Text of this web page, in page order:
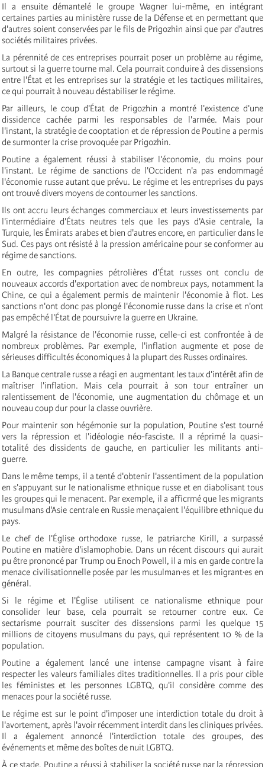
Il a ensuite démantelé le groupe Wagner lui-même, en intégrant
certaines parties au ministère russe de la Défense et en permettant que
d'autres soient conservées par le fils de Prigozhin ainsi que par d'autres
sociétés militaires privées.
La pérennité de ces entreprises pourrait poser un problème au régime,
surtout si la guerre tourne mal. Cela pourrait conduire à des dissensions
entre l'État et les entreprises sur la stratégie et les tactiques militaires,
ce qui pourrait à nouveau déstabiliser le régime.
Par ailleurs, le coup d'État de Prigozhin a montré l'existence d'une
dissidence cachée parmi les responsables de l'armée. Mais pour
l'instant, la stratégie de cooptation et de répression de Poutine a permis
de surmonter la crise provoquée par Prigozhin.
Poutine a également réussi à stabiliser l'économie, du moins pour
l'instant. Le régime de sanctions de l'Occident n'a pas endommagé
l'économie russe autant que prévu. Le régime et les entreprises du pays
ont trouvé divers moyens de contourner les sanctions.
Ils ont accru leurs échanges commerciaux et leurs investissements par
l'intermédiaire d'États neutres tels que les pays d'Asie centrale, la
Turquie, les Émirats arabes et bien d'autres encore, en particulier dans le
Sud. Ces pays ont résisté à la pression américaine pour se conformer au
régime de sanctions.
En outre, les compagnies pétrolières d'État russes ont conclu de
nouveaux accords d'exportation avec de nombreux pays, notamment la
Chine, ce qui a également permis de maintenir l'économie à flot. Les
sanctions n'ont donc pas plongé l'économie russe dans la crise et n'ont
pas empêché l'État de poursuivre la guerre en Ukraine.
Malgré la résistance de l'économie russe, celle-ci est confrontée à de
nombreux problèmes. Par exemple, l'inflation augmente et pose de
sérieuses difficultés économiques à la plupart des Russes ordinaires.
La Banque centrale russe a réagi en augmentant les taux d'intérêt afin de
maîtriser l'inflation. Mais cela pourrait à son tour entraîner un
ralentissement de l'économie, une augmentation du chômage et un
nouveau coup dur pour la classe ouvrière.
Pour maintenir son hégémonie sur la population, Poutine s'est tourné
vers la répression et l'idéologie néo-fasciste. Il a réprimé la quasi-
totalité des dissidents de gauche, en particulier les militants anti-
guerre.
Dans le même temps, il a tenté d'obtenir l'assentiment de la population
en s'appuyant sur le nationalisme ethnique russe et en diabolisant tous
les groupes qui le menacent. Par exemple, il a afficrmé que les migrants
musulmans d'Asie centrale en Russie menaçaient l'équilibre ethnique du
pays.
Le chef de l'Église orthodoxe russe, le patriarche Kirill, a surpassé
Poutine en matière d'islamophobie. Dans un récent discours qui aurait
pu être prononcé par Trump ou Enoch Powell, il a mis en garde contre la
menace civilisationnelle posée par les musulman·es et les migrant·es en
général.
Si le régime et l'Église utilisent ce nationalisme ethnique pour
consolider leur base, cela pourrait se retourner contre eux. Ce
sectarisme pourrait susciter des dissensions parmi les quelque 15
millions de citoyens musulmans du pays, qui représentent 10 % de la
population.
Poutine a également lancé une intense campagne visant à faire
respecter les valeurs familiales dites traditionnelles. Il a pris pour cible
les féministes et les personnes LGBTQ, qu'il considère comme des
menaces pour la société russe.
Le régime est sur le point d'imposer une interdiction totale du droit à
l'avortement, après l'avoir récemment interdit dans les cliniques privées.
Il a également annoncé l'interdiction totale des groupes, des
événements et même des boîtes de nuit LGBTQ.
À ce stade, Poutine a réussi à stabiliser la société russe par la répression